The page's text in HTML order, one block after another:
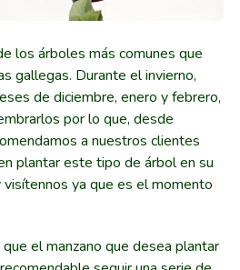
los árboles más comunes que
gallegas. Durante el invierno,
de diciembre, enero y febrero,
por lo que, desde
a nuestros clientes
plantar este tipo de árbol en su
visítennos ya que es el momento
el manzano que desea plantar